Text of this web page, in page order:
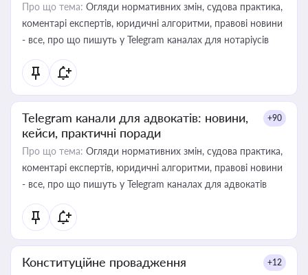
Про що тема: Огляди нормативних змін, судова практика,
коментарі експертів, юридичні алгоритми, правові новини
- все, про що пишуть у Telegram каналах для нотаріусів
Telegram канали для адвокатів: новини,
кейси, практичні поради
+90
Про що тема: Огляди нормативних змін, судова практика,
коментарі експертів, юридичні алгоритми, правові новини
- все, про що пишуть у Telegram каналах для адвокатів
Конституційне провадження +12